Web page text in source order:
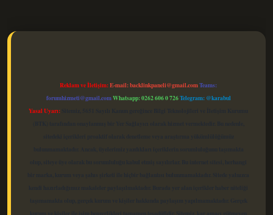
Reklam ve İletişim:E-mail:backlinkpaneli@gmail.comTeams:
forumhizmeti@gmail.comWhatsapp: 0262 606 0 726Telegram: @karabul
Yasal Uyarı: